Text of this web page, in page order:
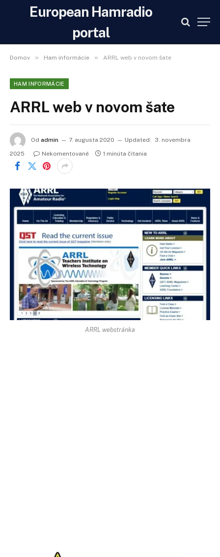
European Hamradio
portal
Domov » Ham informácie » ARRL web v novom šate
HAM INFORMÁCIE
ARRL web v novom šate
Od admin 7. augusta 2020 Updated:
3. novembra
2025
Nekomentované 1 minúta čítania
ARRL webstránka